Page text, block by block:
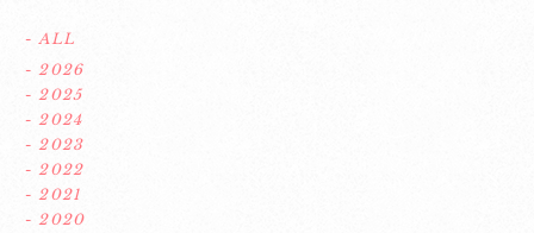
- ALL
- 2026
- 2025
- 2024
- 2023
- 2022
- 2021
- 2020